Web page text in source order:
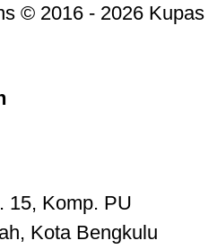
© 2016 - 2026 Kupas
15, Komp. PU
Kota Bengkulu